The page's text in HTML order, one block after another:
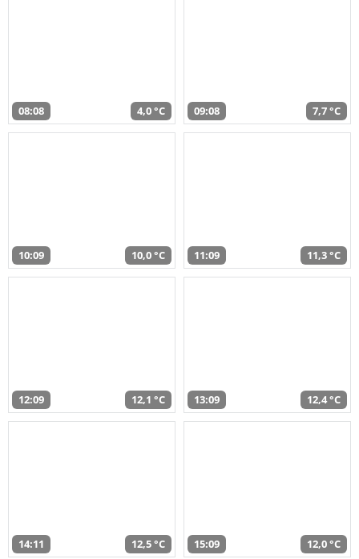
08:08 4,0 °C 09:08 7,7 °C
10:09 10,0 °C 11:09 11,3 °C
12:09 12,1 °C 13:09 12,4 °C
14:11 12,5 °C 15:09 12,0 °C